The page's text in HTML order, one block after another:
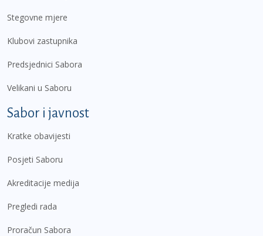
Stegovne mjere
Klubovi zastupnika
Predsjednici Sabora
Velikani u Saboru
Sabor i javnost
Kratke obavijesti
Posjeti Saboru
Akreditacije medija
Pregledi rada
Proračun Sabora